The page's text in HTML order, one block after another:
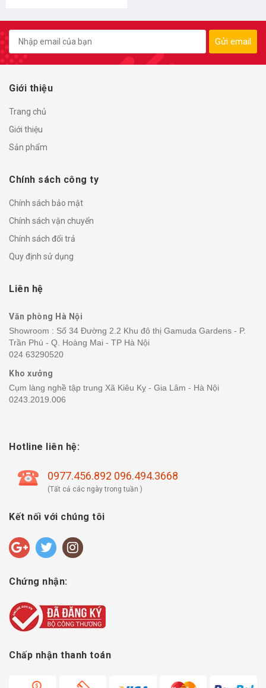
Gửi email
Giới thiệu
Trang chủ
Giới thiệu
Sản phẩm
Chính sách công ty
Chính sách bảo mật
Chính sách vận chuyển
Chính sách đổi trả
Quy định sử dụng
Liên hệ
Văn phòng Hà Nội
Showroom : Số 34 Đường 2.2 Khu đô thị Gamuda Gardens - P.
Trần Phú - Q. Hoàng Mai - TP Hà Nội
024 63290520
Kho xưởng
Cụm làng nghề tập trung Xã Kiêu Kỵ - Gia Lâm - Hà Nội
0243.2019.006
Hotline liên hệ:
0977.456.892 096.494.3668
(Tất cả các ngày trong tuần )
Kết nối với chúng tôi
Chứng nhận:
Chấp nhận thanh toán